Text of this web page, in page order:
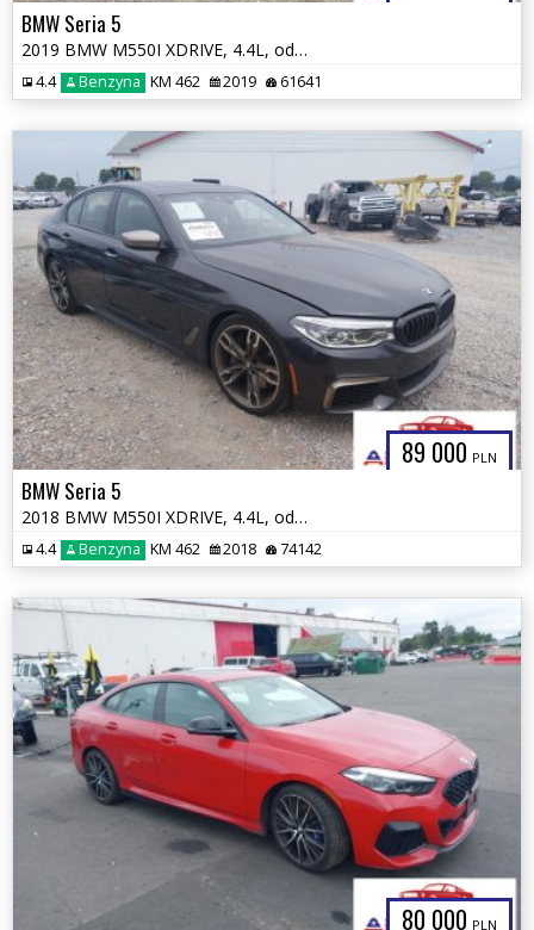
BMW Seria 5
2019 BMW M550I XDRIVE, 4.4L, od ubezpieczalni
4.4 Benzyna KM 462 2019 61641
89 000 PLN
BMW Seria 5
2018 BMW M550I XDRIVE, 4.4L, od ubezpieczalni
4.4 Benzyna KM 462 2018 74142
80 000 PLN